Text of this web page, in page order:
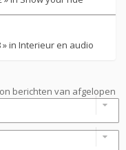
in Interieur en audio
berichten van afgelopen